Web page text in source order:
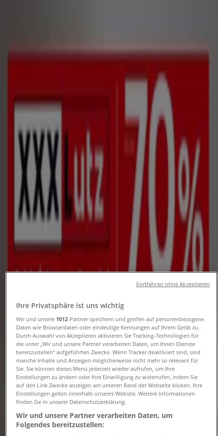
Sie sind hier:
SchnäppchenSupermärkte
Kleidung, Schuhe
und Accessoires
Drogerien und
Gartencenter Biomärkte Sportgeschäfte
und BabyAuto, Motorrad und
WerkstattKaufhäuserReisen und Freizeit
Optiker und
Hörzentren
RestaurantsBücher und Schreibwaren Banken
und Versicherungen
KODi - Prospekte, Angebote und
Gutscheine
Tiendeo
Möbelhäuser Angebote in der Nähe»
Andere Möbelhäuser Geschäfte in
Ihrer Stadt
Schneller Blick auf KODi Angebote
Kategorie:Möbelhäuser
Wir sind gerade dabei Angebote zu "KODi" zu
veröffentlichen
Ihre Privatsphäre ist uns wichtig
Wir und unsere 1012-Partner speichern und greifen auf personenbezogene
Daten wie Browserdaten oder eindeutige Kennungen auf Ihrem Gerät zu.
Durch Auswahl von Akzeptieren aktivieren Sie Tracking-Technologien für
die unter „Wir und unsere Partner verarbeiten Daten, um Ihnen Dienste
bereitzustellen“ aufgeführten Zwecke. Wenn Tracker deaktiviert sind, sind
manche Inhalte und Anzeigen möglicherweise nicht mehr so relevant für
Sie. Sie können dieses Menü jederzeit wieder aufrufen, um Ihre
Einstellungen zu ändern oder Ihre Einwilligung zu widerrufen, indem Sie
auf den Link Zwecke anzeigen am unteren Rand der Webseite klicken. Ihre
Einstellungen gelten innerhalb unseres Website. Weitere Informationen
finden Sie in unserer Datenschutzerklärung.
Wir und unsere Partner verarbeiten Daten, um
Folgendes bereitzustellen:
Fortfahren ohne Akzeptieren